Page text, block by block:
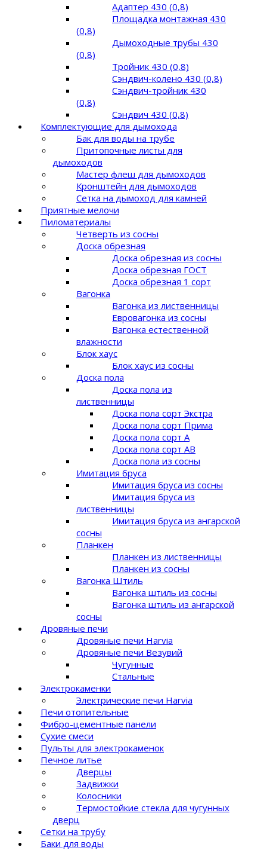
Адаптер 430 (0,8)
Площадка монтажная 430
(0,8)
Дымоходные трубы 430
(0,8)
Тройник 430 (0,8)
Сэндвич-колено 430 (0,8)
Сэндвич-тройник 430
(0,8)
Сэндвич 430 (0,8)
Комплектующие для дымохода
Бак для воды на трубе
Притопочные листы для
дымоходов
Мастер флеш для дымоходов
Кронштейн для дымоходов
Сетка на дымоход для камней
Приятные мелочи
Пиломатериалы
Четверть из сосны
Доска обрезная
Доска обрезная из сосны
Доска обрезная ГОСТ
Доска обрезная 1 сорт
Вагонка
Вагонка из лиственницы
Евровагонка из сосны
Вагонка естественной
влажности
Блок хаус
Блок хаус из сосны
Доска пола
Доска пола из
лиственницы
Доска пола сорт Экстра
Доска пола сорт Прима
Доска пола сорт A
Доска пола сорт AB
Доска пола из сосны
Имитация бруса
Имитация бруса из сосны
Имитация бруса из
лиственницы
Имитация бруса из ангарской
сосны
Планкен
Планкен из лиственницы
Планкен из сосны
Вагонка Штиль
Вагонка штиль из сосны
Вагонка штиль из ангарской
сосны
Дровяные печи
Дровяные печи Harvia
Дровяные печи Везувий
Чугунные
Стальные
Электрокаменки
Электрические печи Harvia
Печи отопительные
Фибро-цементные панели
Сухие смеси
Пульты для электрокаменок
Печное литье
Дверцы
Задвижки
Колосники
Термостойкие стекла для чугунных
дверц
Сетки на трубу
Баки для воды